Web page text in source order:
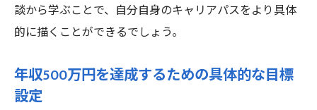
談から学ぶことで、自分自身のキャリアパスをより具体
的に描くことができるでしょう。
年収500万円を達成するための具体的な目標
設定